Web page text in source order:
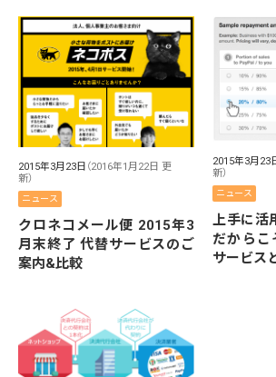
2015年3月23日 （2016年1月22日 更
新）
ニュース
クロネコメール便 2015年3
月末終了 代替サービスのご
案内&比較
2015年3月23
新）
ニュース
上手に活
だからこ
サービス